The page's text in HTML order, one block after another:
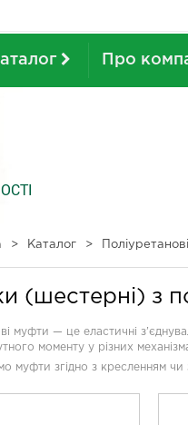
Про
> Каталог >
(шестерні) з
муфти — це еластичні
моменту у різних
муфти згідно з кресленням чи